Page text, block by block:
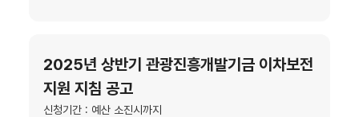
2025년 상반기 관광진흥개발기금 이차보전
지원 지침 공고
신청기간 : 예산 소진시까지